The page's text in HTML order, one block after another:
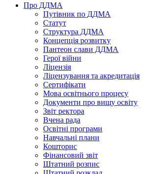
Про ДДМА
Путівник по ДДМА
Статут
Структура ДДМА
Концепція розвитку
Пантеон слави ДДМА
Герої війни
Ліцензія
Ліцензування та акредитація
Сертифікати
Мова освітнього процесу
Документи про вищу освіту
Звіт ректора
Вчена рада
Освітні програми
Навчальні плани
Кошторис
Фінансовий звіт
Штатний розпис